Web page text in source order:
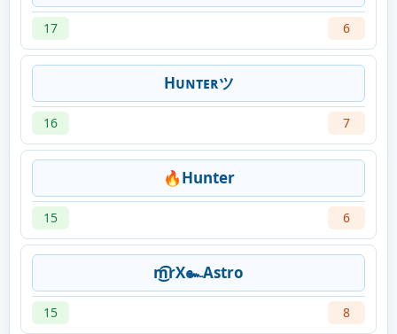
17 6
Hᴜɴᴛᴇʀツ
16 7
🔥Hunter
15 6
m͜͡rX๛Astro
15 8